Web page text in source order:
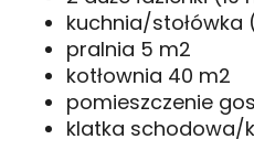
kuchnia/stołówka
pralnia 5 m2
kotłownia 40 m2
pomieszczenie
klatka schodowa/